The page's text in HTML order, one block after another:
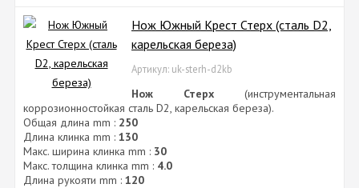
Нож Южный Крест Стерх (сталь D2,
карельская береза)
Артикул: uk-sterh-d2kb
Нож Стерх (инструментальная
коррозионностойкая сталь D2, карельская береза).
Общая длина mm : 250
Длина клинка mm : 130
Макс. ширина клинка mm : 30
Макс. толщина клинка mm : 4.0
Длина рукояти mm : 120